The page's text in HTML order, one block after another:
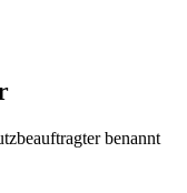
benannt